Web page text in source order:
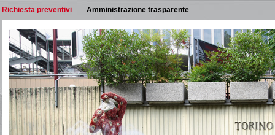
Richiesta preventivi Amministrazione trasparente